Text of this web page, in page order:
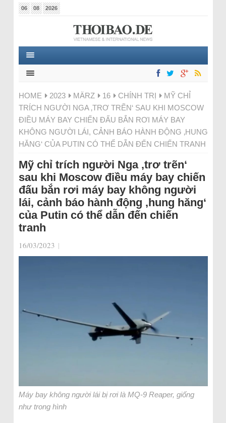
06 08 2026
HOME 2023 MÄRZ 16 CHÍNH TRỊ
MỸ CHỈ
TRÍCH NGƯỜI NGA ‚TRƠ TRẼN‘ SAU KHI MOSCOW
ĐIỀU MÁY BAY CHIẾN ĐẤU BẮN RƠI MÁY BAY
KHÔNG NGƯỜI LÁI, CẢNH BÁO HÀNH ĐỘNG ‚HUNG
HĂNG‘ CỦA PUTIN CÓ THỂ DẪN ĐẾN CHIẾN TRANH
Mỹ chỉ trích người Nga ‚trơ trẽn‘
sau khi Moscow điều máy bay chiến
đấu bắn rơi máy bay không người
lái, cảnh báo hành động ‚hung hăng‘
của Putin có thể dẫn đến chiến
tranh
16/03/2023 |
Máy bay không người lái bị rơi là MQ-9 Reaper, giống
như trong hình